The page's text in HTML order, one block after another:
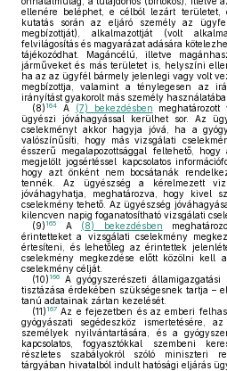
ellenére beléphet, e célból lezárt
kutatás során az eljáró személy az
megbízottját), alkalmazottját (volt
felvilágosítás és magyarázat adására
tájékozódhat. Magáncélú, illetve
járműveket és más területet is, helyszíni
ha az az ügyfél bármely jelenlegi vagy volt
megbízottja, valamint a ténylegesen az
irányítást gyakorolt más személy
(8) 164 A (7) bekezdésben
ügyészi jóváhagyással kerülhet sor. Az
cselekményt akkor hagyja jóvá, ha a
valószínűsíti, hogy más vizsgálati
ésszerű megalapozottsággal feltehető,
megjelölt jogsértéssel kapcsolatos
hogy azt önként nem bocsátanák
tennék. Az ügyészség a kérelmezett
jóváhagyhatja, meghatározva, hogy kivel
cselekmény tehető. Az ügyészség
kilencven napig foganatosítható vizsgálati
(9) 165 A (8) bekezdésben
érintetteket a vizsgálati cselekmény
értesíteni, és lehetőleg az érintettek
cselekmény megkezdése előtt közölni kell
cselekmény célját.
(10) 166
A gyógyszerészeti
tisztázása érdekében szükségesnek tartja –
tanú adatainak zártan kezelését.
(11) 167 Az e fejezetben és az emberi
gyógyászati segédeszköz ismertetésére,
személyek nyilvántartására, és a
kapcsolatos, fogyasztókkal szembeni
részletes szabályokról szóló miniszteri
tárgyában hivatalból indult hatósági eljárás